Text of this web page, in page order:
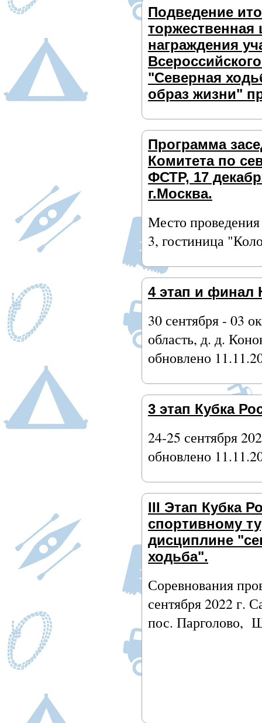
Подведение
торжественная
награждения
"Северная
образ жизни"
Программа
Комитета по
ФСТР, 17
г.Москва.
Место
3, гостиница
4 этап и финал
30 сентября - 03
область, д. д.
обновлено
3 этап Кубка
24-25 сентября
обновлено
III Этап Кубка
спортивному
дисциплине
ходьба".
Соревнования
сентября 2022 г.
пос. Парголово,